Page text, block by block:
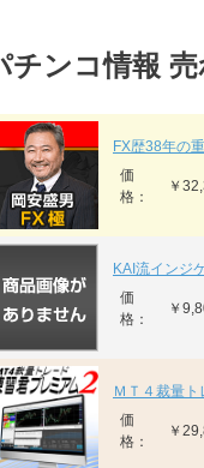
チンコ情報
FX歴38年の
価
格：
￥
KAI流インジ
価
格：
￥
ＭＴ４裁量ト
価
格：
￥